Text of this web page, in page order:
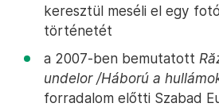
keresztül meséli el egy
történetét
a 2007-ben bemutatott
undelor /Háború a
forradalom előtti Szabad